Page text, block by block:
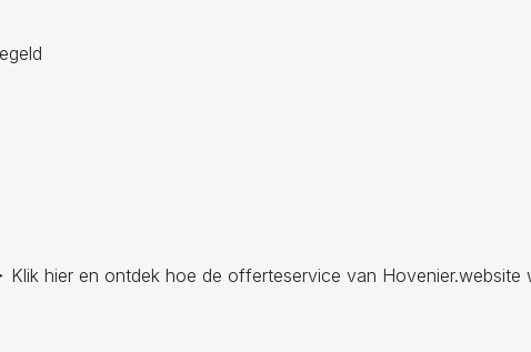
Klik hier en ontdek hoe de offerteservice van Hovenier.website